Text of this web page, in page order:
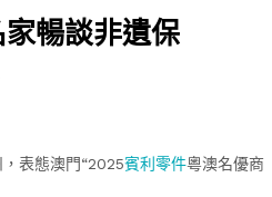
家暢談非遺保
表態澳門“2025賓利零件粵澳名優商